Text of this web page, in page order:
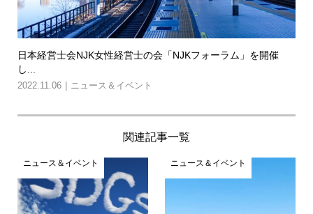
日本経営士会NJK女性経営士の会「NJKフォーラム」を開催
し...
2022.11.06 ニュース＆イベント
関連記事一覧
ニュース＆イベント ニュース＆イベント